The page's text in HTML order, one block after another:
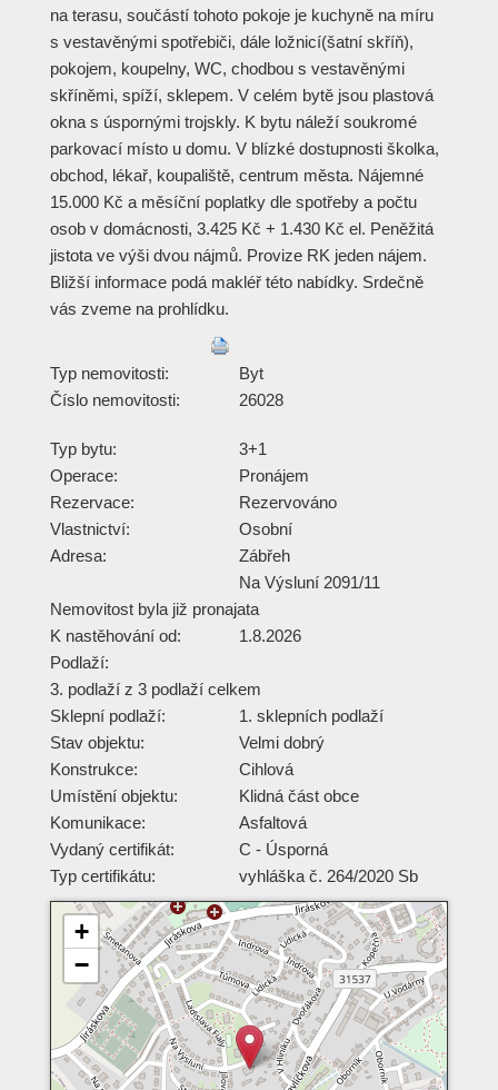
na terasu, součástí tohoto pokoje je kuchyně na míru
s vestavěnými spotřebiči, dále ložnicí(šatní skříň),
pokojem, koupelny, WC, chodbou s vestavěnými
skříněmi, spíží, sklepem. V celém bytě jsou plastová
okna s úspornými trojskly. K bytu náleží soukromé
parkovací místo u domu. V blízké dostupnosti školka,
obchod, lékař, koupaliště, centrum města. Nájemné
15.000 Kč a měsíční poplatky dle spotřeby a počtu
osob v domácnosti, 3.425 Kč + 1.430 Kč el. Peněžitá
jistota ve výši dvou nájmů. Provize RK jeden nájem.
Bližší informace podá makléř této nabídky. Srdečně
vás zveme na prohlídku.
Typ nemovitosti:
Byt
Číslo nemovitosti:
26028
Typ bytu:
3+1
Operace:
Pronájem
Rezervace:
Rezervováno
Vlastnictví:
Osobní
Adresa:
Zábřeh
Na Výsluní 2091/11
Nemovitost byla již pronajata
K nastěhování od:
1.8.2026
Podlaží:
3. podlaží z 3 podlaží celkem
Sklepní podlaží:
1. sklepních podlaží
Stav objektu:
Velmi dobrý
Konstrukce:
Cihlová
Umístění objektu:
Klidná část obce
Komunikace:
Asfaltová
Vydaný certifikát:
C - Úsporná
Typ certifikátu:
vyhláška č. 264/2020 Sb
+
−